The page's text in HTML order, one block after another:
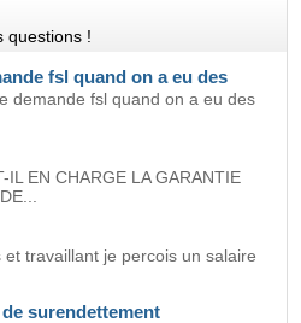
questions !
fsl quand on a eu des
demande fsl quand on a eu des
IL EN CHARGE LA GARANTIE
travaillant je percois un salaire
surendettement